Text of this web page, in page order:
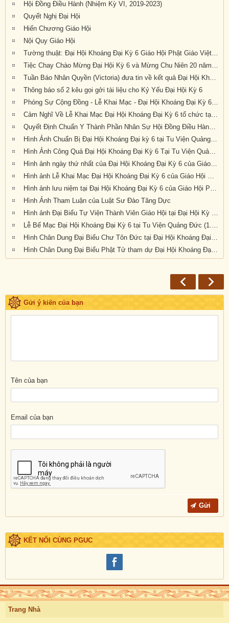
Hội Đồng Điều Hành (Nhiệm Kỳ VI, 2019-2023)
Quyết Nghị Đại Hội
Hiến Chương Giáo Hội
Nội Quy Giáo Hội
Tường thuật: Đại Hội Khoáng Đại Kỳ 6 Giáo Hội Phật Giáo Việt Nam Thống Nhất Hải Ngoại Tại Úc Đại Lợi-Tân Tây Lan, tổ chức tại Tu Viện Quảng Đức, thành tựu viên mãn
Tiệc Chay Chào Mừng Đại Hội Kỳ 6 và Mừng Chu Niên 20 năm (1999-2019) của Giáo Hội Phật Giáo Việt Nam Thống Nhất Hải Ngoại tại Úc Đại Lợi-Tân Tây Lan
Tuần Báo Nhân Quyền (Victoria) đưa tin về kết quả Đại Hội Khoáng Đại Kỳ 6 tổ chức tại Tu Viện Quảng Đức từ ngày 20 đến ngày 22 tháng 9 năm 2019
Thông báo số 2 kêu gọi gởi tài liệu cho Kỷ Yếu Đại Hội Kỳ 6
Phóng Sự Cộng Đồng - Lễ Khai Mạc - Đại Hội Khoáng Đại Kỳ 6 - Tu Viện Quảng Đức
Cảm Nghĩ Về Lễ Khai Mạc Đại Hội Khoáng Đại Kỳ 6 tổ chức tại Tu Viện Quảng Đức, Melbourne, Úc Châu (21/9/2019)
Quyết Định Chuẩn Y Thành Phần Nhân Sự Hội Đồng Điều Hành Nhiệm Kỳ VI (2019-2023)
Hình Ảnh Chuẩn Bị Đại Hội Khoáng Đại kỳ 6 tại Tu Viện Quảng Đức, Melbourne, Úc Châu (hình chụp trưa Thứ Sáu, 20-9-2019)
Hình Ảnh Công Quả Đại Hội Khoáng Đại Kỳ 6 Tại Tu Viện Quảng Đức
Hình ảnh ngày thứ nhất của Đại Hội Khoáng Đại Kỳ 6 của Giáo Hội PGVNTNHN tại UĐL-TTL ( Thứ Sáu, ngày 20/09/2019)
Hình ảnh Lễ Khai Mạc Đại Hội Khoáng Đại Kỳ 6 của Giáo Hội Phật Giáo Việt Nam Thống Nhất Hải Ngoại tại Úc Đại Lợi Tân Tây Lan (10.30am Thứ Bảy 21-9-2019)
Hình ảnh lưu niệm tại Đại Hội Khoáng Đại Kỳ 6 của Giáo Hội Phật Giáo Việt Nam Thống Nhất Hải Ngoại tại Úc Đại Lợi Tân Tây Lan (10.30am Thứ Bảy 21-9-2019)
Hình Ảnh Tham Luận của Luật Sư Đào Tăng Dực
Hình ảnh Đại Biểu Tự Viện Thành Viên Giáo Hội tại Đại Hội Kỳ 6 được tổ chức tại Tu Viện Quảng Đức, Melbourne, Victoria, trong 3 ngày 20, 21 và 22 tháng 9 năm 2019
Lễ Bế Mạc Đại Hội Khoáng Đại Kỳ 6 tại Tu Viện Quảng Đức (1.pm-2.30pm, chiều chủ nhật 22-9-2019)
Hình Chân Dung Đại Biểu Chư Tôn Đức tại Đại Hội Khoáng Đại kỳ 6 của Giáo Hội Phật Giáo Việt Nam Thống Nhất Hải Ngoại tại Úc Đại Lợi-Tân Tây Lan, được tổ chức tại Tu Viện Quảng Đức, Melbourne, Victoria, trong 3 ngày 20, 21 và 22 tháng 9 năm 2019
Hình Chân Dung Đại Biểu Phật Tử tham dự Đại Hội Khoáng Đại Kỳ 6 của Giáo Hội Phật Giáo Việt Nam Thống Nhất Hải Ngoại tại Úc Đại Lợi-Tân Tây Lan, được tổ chức tại Tu Viện Quảng Đức, Melbourne, Victoria, trong 3 ngày 20, 21 và 22 tháng 9 năm 2019
Gửi ý kiến của bạn
Tên của bạn
Email của bạn
KẾT NỐI CÙNG PGUC
Trang Nhà